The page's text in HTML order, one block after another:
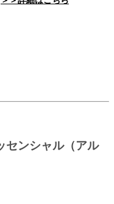
センシャル（アル